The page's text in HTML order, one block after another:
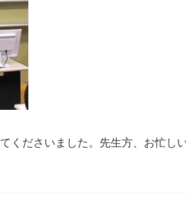
くださいました。先生方、お忙し